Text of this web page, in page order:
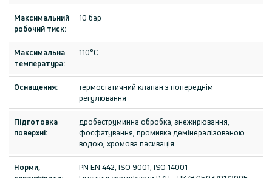
Максимальний
робочий тиск:
10 бар
Максимальна
температура:
110°C
Оснащення:
термостатичний клапан з попереднім
регулювання
Підготовка
поверхні:
дробеструминна обробка, знежирювання,
фосфатування, промивка демінералізованою
водою, хромова пасивація
Норми,
PN EN 442, ISO 9001, ISO 14001